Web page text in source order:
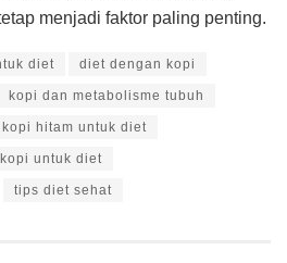
menjadi faktor paling penting.
diet diet dengan kopi
kopi dan metabolisme tubuh
kopi hitam untuk diet
kopi untuk diet
tips diet sehat